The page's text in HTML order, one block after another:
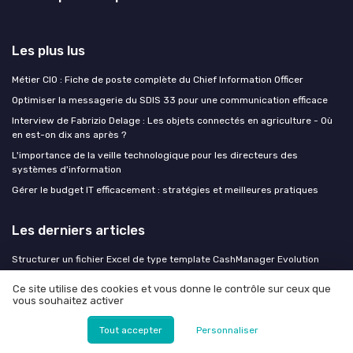
Les plus lus
Métier CIO : Fiche de poste complète du Chief Information Officer
Optimiser la messagerie du SDIS 33 pour une communication efficace
Interview de Fabrizio Delage : Les objets connectés en agriculture - Où
en est-on dix ans après ?
L'importance de la veille technologique pour les directeurs des
systèmes d'information
Gérer le budget IT efficacement : stratégies et meilleures pratiques
Les derniers articles
Structurer un fichier Excel de type template CashManager Evolution
pour une gestion de trésorerie d’entreprise pilotée par la DSI
Structurer un fichier Excel de type cash manager pour piloter l’évolution
de la trésorerie d’entreprise
Élaborer un plan de contenu multicanal à Paris pour un SI orienté client
Ce site utilise des cookies et vous donne le contrôle sur ceux que
vous souhaitez activer
Tout accepter Personnaliser